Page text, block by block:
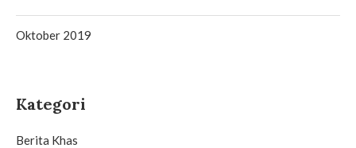
Oktober 2019
Kategori
Berita Khas